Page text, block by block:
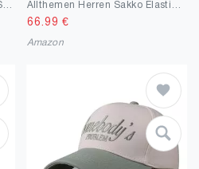
66.99 €
Amazon